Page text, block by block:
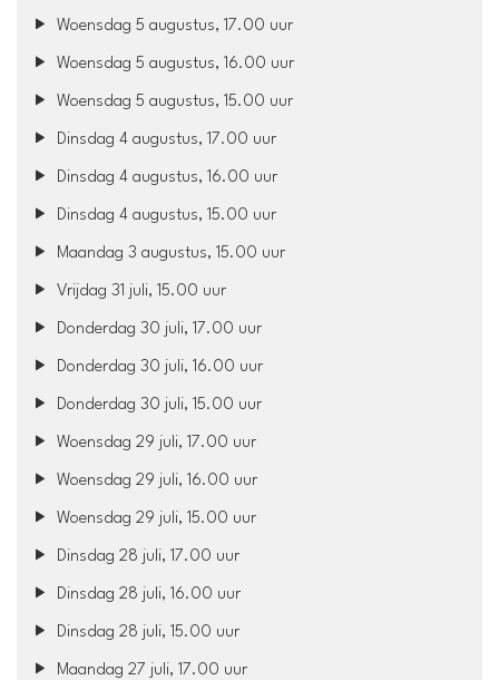
Woensdag 5 augustus, 17.00 uur
Woensdag 5 augustus, 16.00 uur
Woensdag 5 augustus, 15.00 uur
Dinsdag 4 augustus, 17.00 uur
Dinsdag 4 augustus, 16.00 uur
Dinsdag 4 augustus, 15.00 uur
Maandag 3 augustus, 15.00 uur
Vrijdag 31 juli, 15.00 uur
Donderdag 30 juli, 17.00 uur
Donderdag 30 juli, 16.00 uur
Donderdag 30 juli, 15.00 uur
Woensdag 29 juli, 17.00 uur
Woensdag 29 juli, 16.00 uur
Woensdag 29 juli, 15.00 uur
Dinsdag 28 juli, 17.00 uur
Dinsdag 28 juli, 16.00 uur
Dinsdag 28 juli, 15.00 uur
Maandag 27 juli, 17.00 uur